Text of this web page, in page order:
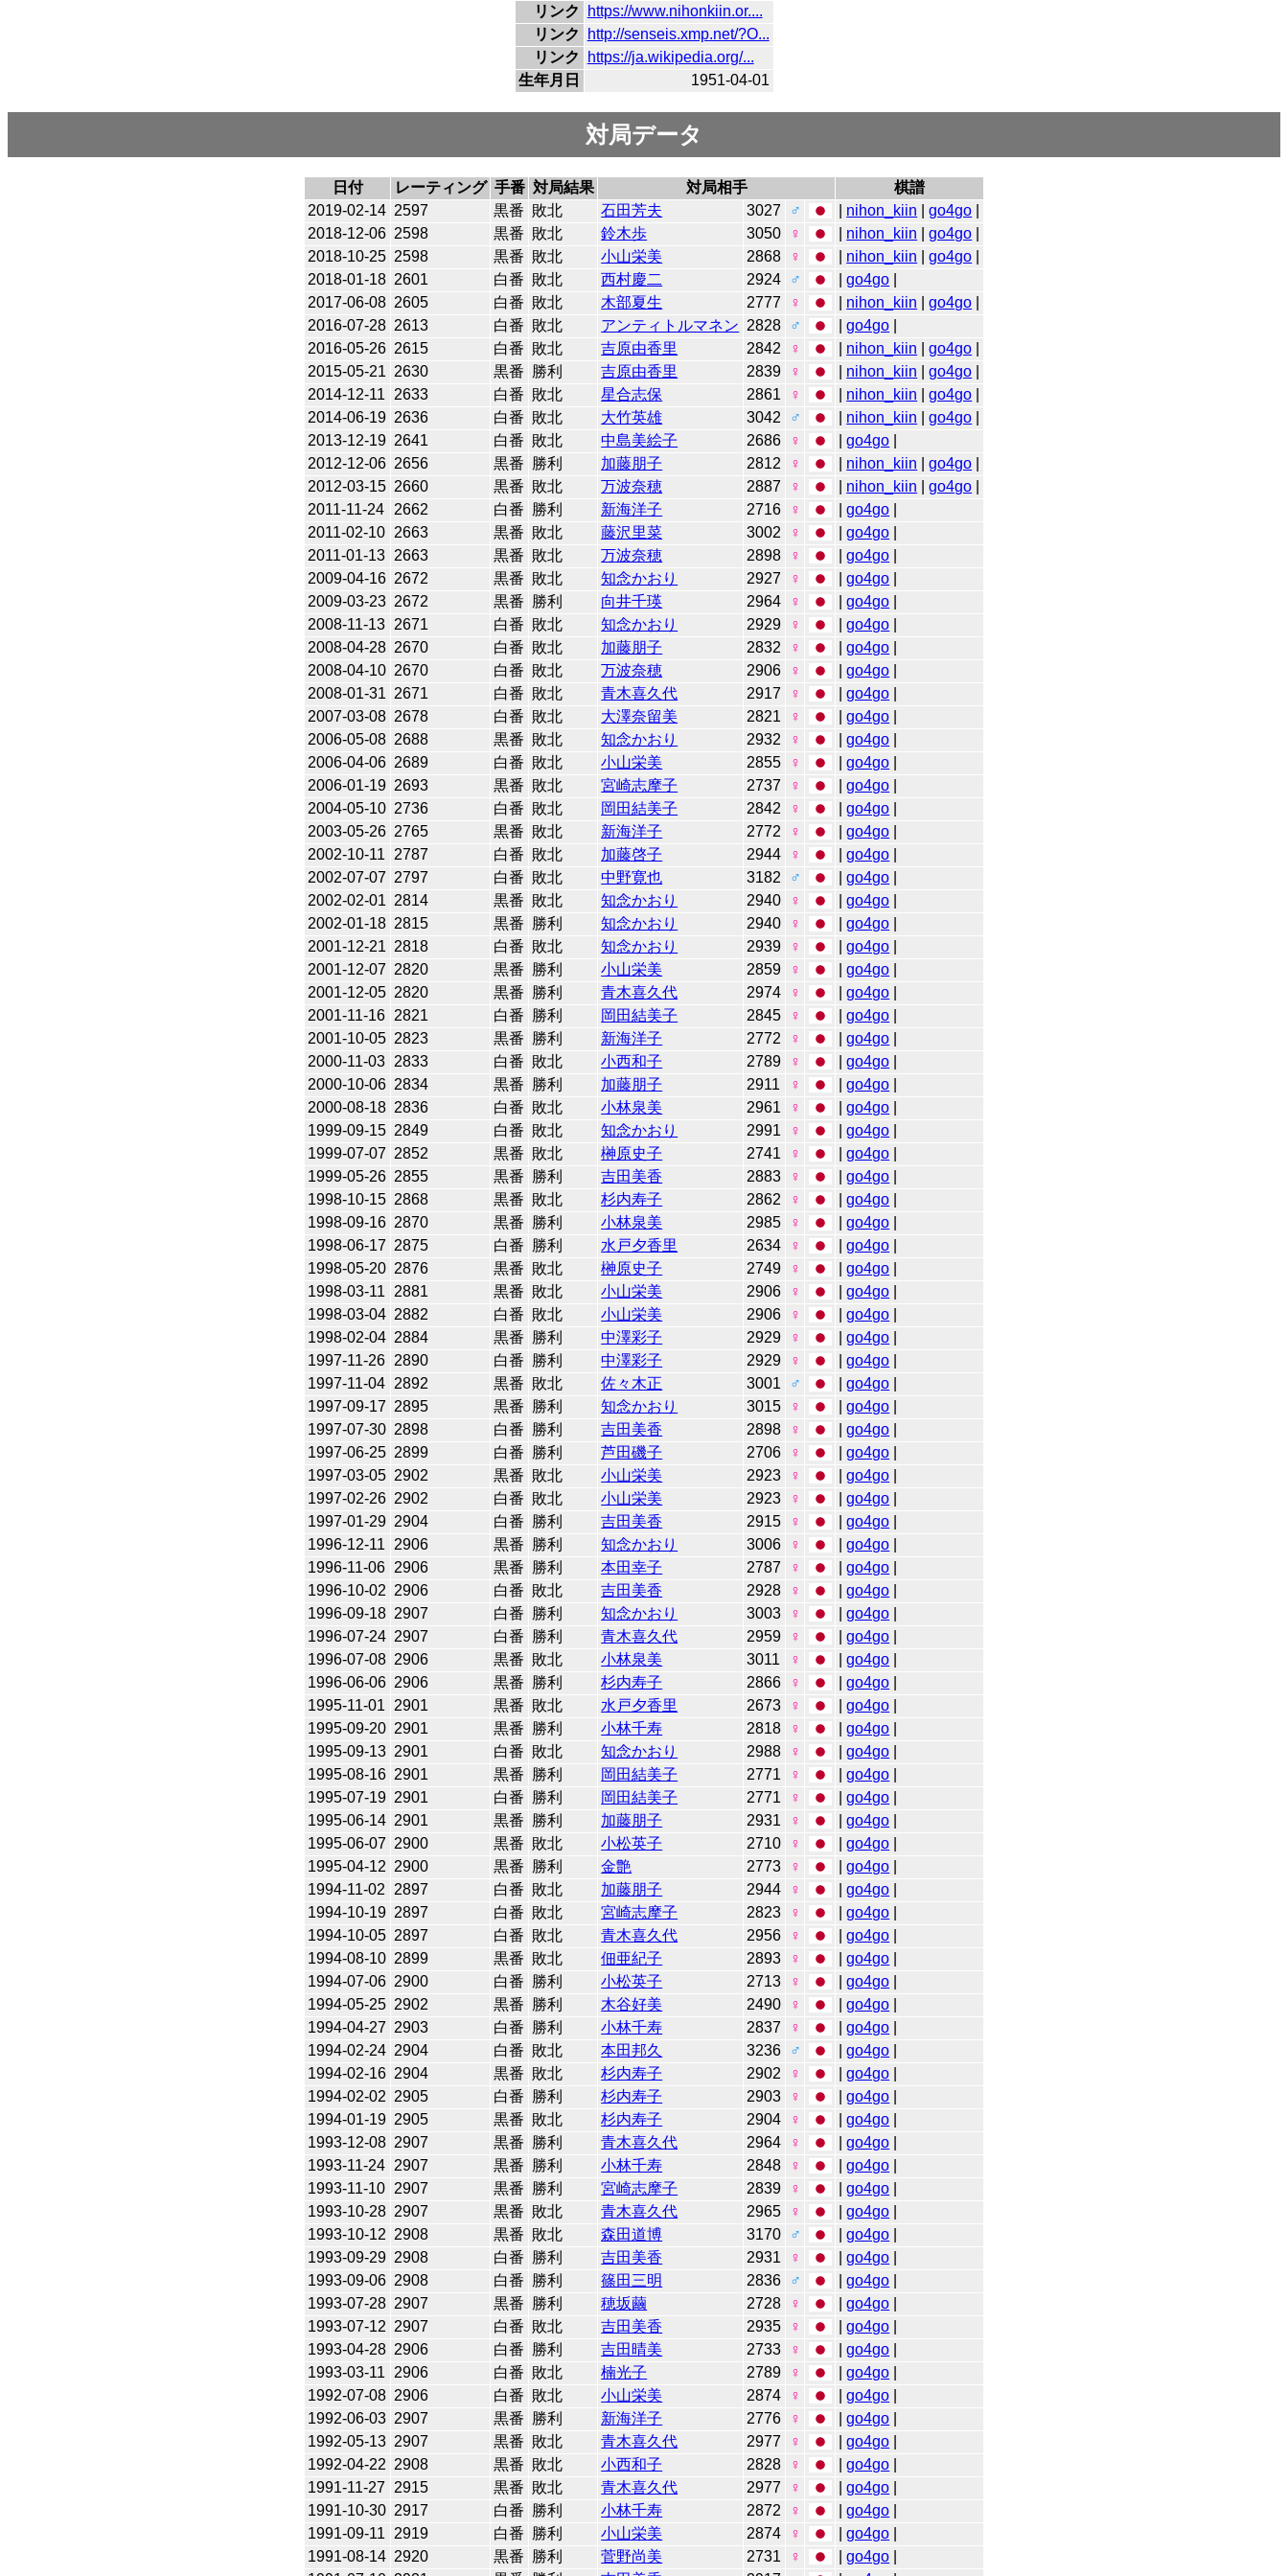
リンク
https://www.nihonkiin.or....
リンク
http://senseis.xmp.net/?O...
リンク
https://ja.wikipedia.org/...
生年月日
1951-04-01
対局データ
日付 レーティング 手番 対局結果 対局相手
棋譜
2019-02-14 2597 黒番 敗北 石田芳夫 3027 ♂ nihon_kiin |go4go
2018-12-06 2598 黒番 敗北 鈴木歩 3050 ♀ nihon_kiin |go4go
2018-10-25 2598 黒番 敗北 小山栄美 2868 ♀ nihon_kiin |go4go
2018-01-18 2601 白番 敗北 西村慶二 2924 ♂ |go4go
2017-06-08 2605 白番 敗北 木部夏生 2777 ♀ nihon_kiin |go4go
2016-07-28 2613 白番 敗北 アンティトルマネン 2828 ♂ |go4go
2016-05-26 2615 白番 敗北 吉原由香里 2842 ♀ nihon_kiin |go4go
2015-05-21 2630 黒番 勝利 吉原由香里 2839 ♀ nihon_kiin |go4go
2014-12-11
2633 白番 敗北 星合志保 2861 ♀ nihon_kiin |go4go
2014-06-19 2636 白番 敗北 大竹英雄 3042 ♂ nihon_kiin |go4go
2013-12-19 2641 白番 敗北 中島美絵子 2686 ♀ |go4go
2012-12-06 2656 黒番 勝利 加藤朋子 2812 ♀ nihon_kiin |go4go
2012-03-15 2660 黒番 敗北 万波奈穂 2887 ♀ nihon_kiin |go4go
2011-11-24
2662 白番 勝利 新海洋子 2716 ♀ |go4go
2011-02-10 2663 黒番 敗北 藤沢里菜 3002 ♀ |go4go
2011-01-13 2663 黒番 敗北 万波奈穂 2898 ♀ |go4go
2009-04-16 2672 黒番 敗北 知念かおり 2927 ♀ |go4go
2009-03-23 2672 黒番 勝利 向井千瑛 2964 ♀ |go4go
2008-11-13 2671 白番 敗北 知念かおり 2929 ♀ |go4go
2008-04-28 2670 白番 敗北 加藤朋子 2832 ♀ |go4go
2008-04-10 2670 白番 敗北 万波奈穂 2906 ♀ |go4go
2008-01-31 2671 白番 敗北 青木喜久代 2917 ♀ |go4go
2007-03-08 2678 白番 敗北 大澤奈留美 2821 ♀ |go4go
2006-05-08 2688 黒番 敗北 知念かおり 2932 ♀ |go4go
2006-04-06 2689 白番 敗北 小山栄美 2855 ♀ |go4go
2006-01-19 2693 黒番 敗北 宮崎志摩子 2737 ♀ |go4go
2004-05-10 2736 白番 敗北 岡田結美子 2842 ♀ |go4go
2003-05-26 2765 黒番 敗北 新海洋子 2772 ♀ |go4go
2002-10-11
2787 白番 敗北 加藤啓子 2944 ♀ |go4go
2002-07-07 2797 白番 敗北 中野寛也 3182 ♂ |go4go
2002-02-01 2814 黒番 敗北 知念かおり 2940 ♀ |go4go
2002-01-18 2815 黒番 勝利 知念かおり 2940 ♀ |go4go
2001-12-21 2818 白番 敗北 知念かおり 2939 ♀ |go4go
2001-12-07 2820 黒番 勝利 小山栄美 2859 ♀ |go4go
2001-12-05 2820 黒番 勝利 青木喜久代 2974 ♀ |go4go
2001-11-16 2821 白番 勝利 岡田結美子 2845 ♀ |go4go
2001-10-05 2823 黒番 勝利 新海洋子 2772 ♀ |go4go
2000-11-03 2833 白番 敗北 小西和子 2789 ♀ |go4go
2000-10-06 2834 黒番 勝利 加藤朋子 2911 ♀ |go4go
2000-08-18 2836 白番 敗北 小林泉美 2961 ♀ |go4go
1999-09-15 2849 白番 敗北 知念かおり 2991 ♀ |go4go
1999-07-07 2852 黒番 敗北 榊原史子 2741 ♀ |go4go
1999-05-26 2855 黒番 勝利 吉田美香 2883 ♀ |go4go
1998-10-15 2868 黒番 敗北 杉内寿子 2862 ♀ |go4go
1998-09-16 2870 黒番 勝利 小林泉美 2985 ♀ |go4go
1998-06-17 2875 白番 勝利 水戸夕香里 2634 ♀ |go4go
1998-05-20 2876 黒番 敗北 榊原史子 2749 ♀ |go4go
1998-03-11
2881 黒番 敗北 小山栄美 2906 ♀ |go4go
1998-03-04 2882 白番 敗北 小山栄美 2906 ♀ |go4go
1998-02-04 2884 黒番 勝利 中澤彩子 2929 ♀ |go4go
1997-11-26 2890 白番 勝利 中澤彩子 2929 ♀ |go4go
1997-11-04 2892 黒番 敗北 佐々木正 3001 ♂ |go4go
1997-09-17 2895 黒番 勝利 知念かおり 3015 ♀ |go4go
1997-07-30 2898 白番 勝利 吉田美香 2898 ♀ |go4go
1997-06-25 2899 白番 勝利 芦田磯子 2706 ♀ |go4go
1997-03-05 2902 黒番 敗北 小山栄美 2923 ♀ |go4go
1997-02-26 2902 白番 敗北 小山栄美 2923 ♀ |go4go
1997-01-29 2904 白番 勝利 吉田美香 2915 ♀ |go4go
1996-12-11
2906 黒番 勝利 知念かおり 3006 ♀ |go4go
1996-11-06 2906 黒番 勝利 本田幸子 2787 ♀ |go4go
1996-10-02 2906 白番 敗北 吉田美香 2928 ♀ |go4go
1996-09-18 2907 白番 勝利 知念かおり 3003 ♀ |go4go
1996-07-24 2907 白番 勝利 青木喜久代 2959 ♀ |go4go
1996-07-08 2906 黒番 敗北 小林泉美 3011 ♀ |go4go
1996-06-06 2906 黒番 勝利 杉内寿子 2866 ♀ |go4go
1995-11-01
2901 黒番 敗北 水戸夕香里 2673 ♀ |go4go
1995-09-20 2901 黒番 勝利 小林千寿 2818 ♀ |go4go
1995-09-13 2901 白番 敗北 知念かおり 2988 ♀ |go4go
1995-08-16 2901 黒番 勝利 岡田結美子 2771 ♀ |go4go
1995-07-19 2901 白番 勝利 岡田結美子 2771 ♀ |go4go
1995-06-14 2901 黒番 勝利 加藤朋子 2931 ♀ |go4go
1995-06-07 2900 黒番 敗北 小松英子 2710 ♀ |go4go
1995-04-12 2900 黒番 勝利 金艶 2773 ♀ |go4go
1994-11-02
2897 白番 敗北 加藤朋子 2944 ♀ |go4go
1994-10-19 2897 白番 敗北 宮崎志摩子 2823 ♀ |go4go
1994-10-05 2897 白番 敗北 青木喜久代 2956 ♀ |go4go
1994-08-10 2899 黒番 敗北 佃亜紀子 2893 ♀ |go4go
1994-07-06 2900 白番 勝利 小松英子 2713 ♀ |go4go
1994-05-25 2902 黒番 勝利 木谷好美 2490 ♀ |go4go
1994-04-27 2903 白番 勝利 小林千寿 2837 ♀ |go4go
1994-02-24 2904 白番 敗北 本田邦久 3236 ♂ |go4go
1994-02-16 2904 黒番 敗北 杉内寿子 2902 ♀ |go4go
1994-02-02 2905 白番 勝利 杉内寿子 2903 ♀ |go4go
1994-01-19 2905 黒番 敗北 杉内寿子 2904 ♀ |go4go
1993-12-08 2907 黒番 勝利 青木喜久代 2964 ♀ |go4go
1993-11-24 2907 黒番 勝利 小林千寿 2848 ♀ |go4go
1993-11-10 2907 黒番 勝利 宮崎志摩子 2839 ♀ |go4go
1993-10-28 2907 黒番 敗北 青木喜久代 2965 ♀ |go4go
1993-10-12 2908 黒番 敗北 森田道博 3170 ♂ |go4go
1993-09-29 2908 白番 勝利 吉田美香 2931 ♀ |go4go
1993-09-06 2908 白番 勝利 篠田三明 2836 ♂ |go4go
1993-07-28 2907 黒番 勝利 穂坂繭 2728 ♀ |go4go
1993-07-12 2907 白番 敗北 吉田美香 2935 ♀ |go4go
1993-04-28 2906 白番 勝利 吉田晴美 2733 ♀ |go4go
1993-03-11
2906 白番 敗北 楠光子 2789 ♀ |go4go
1992-07-08 2906 白番 敗北 小山栄美 2874 ♀ |go4go
1992-06-03 2907 黒番 勝利 新海洋子 2776 ♀ |go4go
1992-05-13 2907 黒番 敗北 青木喜久代 2977 ♀ |go4go
1992-04-22 2908 黒番 敗北 小西和子 2828 ♀ |go4go
1991-11-27
2915 黒番 敗北 青木喜久代 2977 ♀ |go4go
1991-10-30 2917 白番 勝利 小林千寿 2872 ♀ |go4go
1991-09-11
2919 白番 勝利 小山栄美 2874 ♀ |go4go
1991-08-14 2920 黒番 勝利 菅野尚美 2731 ♀ |go4go